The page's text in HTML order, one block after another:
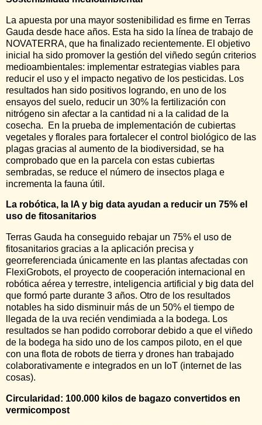
La apuesta por una mayor sostenibilidad es firme en Terras
Gauda desde hace años. Esta ha sido la línea de trabajo de
NOVATERRA, que ha finalizado recientemente. El objetivo
inicial ha sido promover la gestión del viñedo según criterios
medioambientales: implementar estrategias viables para
reducir el uso y el impacto negativo de los pesticidas. Los
resultados han sido positivos logrando, en uno de los
ensayos del suelo, reducir un 30% la fertilización con
nitrógeno sin afectar a la cantidad ni a la calidad de la
cosecha. En la prueba de implementación de cubiertas
vegetales y florales para fortalecer el control biológico de las
plagas gracias al aumento de la biodiversidad, se ha
comprobado que en la parcela con estas cubiertas
sembradas, se reduce el número de insectos plaga e
incrementa la fauna útil.
La robótica, la IA y big data ayudan a reducir un 75% el
uso de fitosanitarios
Terras Gauda ha conseguido rebajar un 75% el uso de
fitosanitarios gracias a la aplicación precisa y
georreferenciada únicamente en las plantas afectadas con
FlexiGrobots, el proyecto de cooperación internacional en
robótica aérea y terrestre, inteligencia artificial y big data del
que formó parte durante 3 años. Otro de los resultados
notables ha sido disminuir más de un 50% el tiempo de
llegada de la uva recién vendimiada a la bodega. Los
resultados se han podido corroborar debido a que el viñedo
de la bodega ha sido uno de los campos piloto, en el que
con una flota de robots de tierra y drones han trabajado
colaborativamente e integrados en un IoT (internet de las
cosas).
Circularidad: 100.000 kilos de bagazo convertidos en
vermicompost